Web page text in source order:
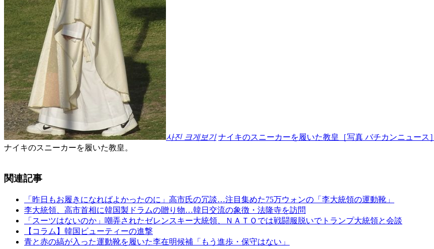
사진 크게보기 ナイキのスニーカーを履いた教皇［写真 バチカンニュース］
ナイキのスニーカーを履いた教皇。
関連記事
「昨日もお履きになればよかったのに」高市氏の冗談…注目集めた75万ウォンの「李大統領の運動靴」
李大統領、高市首相に韓国製ドラムの贈り物…韓日交流の象徴・法隆寺を訪問
「スーツはないのか」嘲弄されたゼレンスキー大統領、ＮＡＴＯでは戦闘服脱いでトランプ大統領と会談
【コラム】韓国ビューティーの進撃
青と赤の縞が入った運動靴を履いた李在明候補「もう進歩・保守はない」